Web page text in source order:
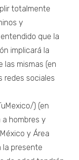
totalmente
y
que la
implicará la
las mismas (en
redes sociales
) (en
a hombres y
y Área
la presente